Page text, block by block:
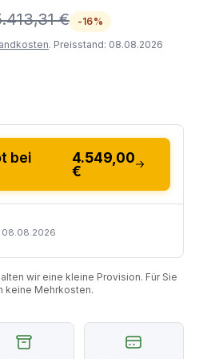
€
-16%
. Preisstand: 08.08.2026
bei
4.549,00
€
08.08.2026
wir eine kleine Provision. Für Sie
keine Mehrkosten.